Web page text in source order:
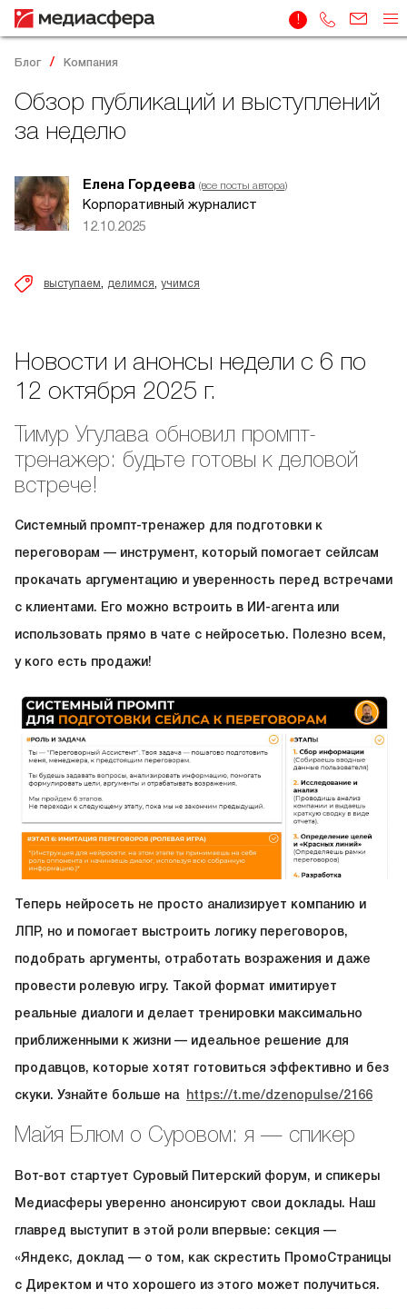
Блог Компания
Обзор публикаций и выступлений
за неделю
Елена Гордеева (все посты автора)
Корпоративный журналист
12.10.2025
выступаем, делимся, учимся
Новости и анонсы недели с 6 по
12 октября 2025 г.
Тимур Угулава обновил промпт-
тренажер: будьте готовы к деловой
встрече!
Системный промпт-тренажер для подготовки к
переговорам — инструмент, который помогает сейлсам
прокачать аргументацию и уверенность перед встречами
с клиентами. Его можно встроить в ИИ-агента или
использовать прямо в чате с нейросетью. Полезно всем,
у кого есть продажи!
Теперь нейросеть не просто анализирует компанию и
ЛПР, но и помогает выстроить логику переговоров,
подобрать аргументы, отработать возражения и даже
провести ролевую игру. Такой формат имитирует
реальные диалоги и делает тренировки максимально
приближенными к жизни — идеальное решение для
продавцов, которые хотят готовиться эффективно и без
скуки. Узнайте больше на https://t.me/dzenopulse/2166
Майя Блюм о Суровом: я — спикер
Вот-вот стартует Суровый Питерский форум, и спикеры
Медиасферы уверенно анонсируют свои доклады. Наш
главред выступит в этой роли впервые: секция —
«Яндекс, доклад — о том, как скрестить ПромоСтраницы
с Директом и что хорошего из этого может получиться.